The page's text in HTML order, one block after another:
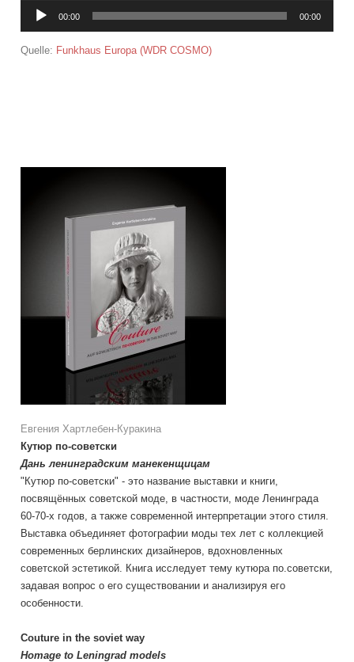
Audio
Player
00:00 00:00
Quelle: Funkhaus Europa (WDR COSMO)
Евгения Хартлебен-Куракина
Кутюр по-советски
Дань ленинградским манекенщицам
"Кутюр по-советски" - это название выставки и книги,
посвящённых советской моде, в частности, моде Ленинграда
60-70-х годов, а также современной интерпретации этого стиля.
Выставка объединяет фотографии моды тех лет с коллекцией
современных берлинских дизайнеров, вдохновленных
советской эстетикой. Книга исследует тему кутюра по.советски,
задавая вопрос о его существовании и анализируя его
особенности.
Couture in the soviet way
Homage to Leningrad models